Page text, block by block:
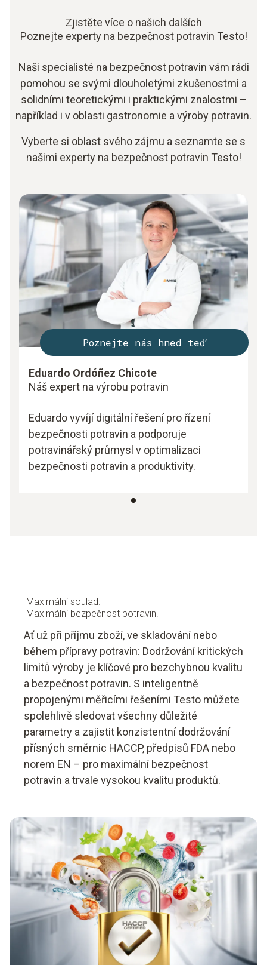
Zjistěte více o našich dalších
Poznejte experty na bezpečnost potravin Testo!
Naši specialisté na bezpečnost potravin vám rádi
pomohou se svými dlouholetými zkušenostmi a
solidními teoretickými i praktickými znalostmi –
například i v oblasti gastronomie a výroby potravin.
Vyberte si oblast svého zájmu a seznamte se s
našimi experty na bezpečnost potravin Testo!
Poznejte nás hned teď
Eduardo Ordóñez Chicote
Náš expert na výrobu potravin
Eduardo vyvíjí digitální řešení pro řízení
bezpečnosti potravin a podporuje
potravinářský průmysl v optimalizaci
bezpečnosti potravin a produktivity.
Maximální soulad.
Maximální bezpečnost potravin.
Ať už při příjmu zboží, ve skladování nebo
během přípravy potravin: Dodržování kritických
limitů výroby je klíčové pro bezchybnou kvalitu
a bezpečnost potravin. S inteligentně
propojenými měřicími řešeními Testo můžete
spolehlivě sledovat všechny důležité
parametry a zajistit konzistentní dodržování
přísných směrnic HACCP, předpisů FDA nebo
norem EN – pro maximální bezpečnost
potravin a trvale vysokou kvalitu produktů.